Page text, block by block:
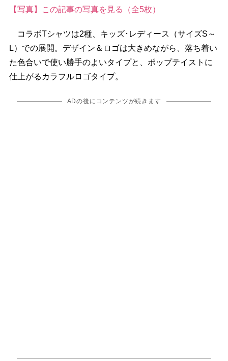
【写真】この記事の写真を見る（全5枚）
コラボTシャツは2種、キッズ･レディース（サイズS～
L）での展開。デザイン＆ロゴは大きめながら、落ち着い
た色合いで使い勝手のよいタイプと、ポップテイストに
仕上がるカラフルロゴタイプ。
ADの後にコンテンツが続きます